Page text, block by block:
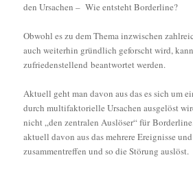
den Ursachen – Wie entsteht Borderline?
Obwohl es zu dem Thema inzwischen
auch weiterhin gründlich geforscht wird,
zufriedenstellend beantwortet werden.
Aktuell geht man davon aus das es sich um
durch multifaktorielle Ursachen ausgelöst
nicht „den zentralen Auslöser“ für
aktuell davon aus das mehrere Ereignisse
zusammentreffen und so die Störung auslöst.